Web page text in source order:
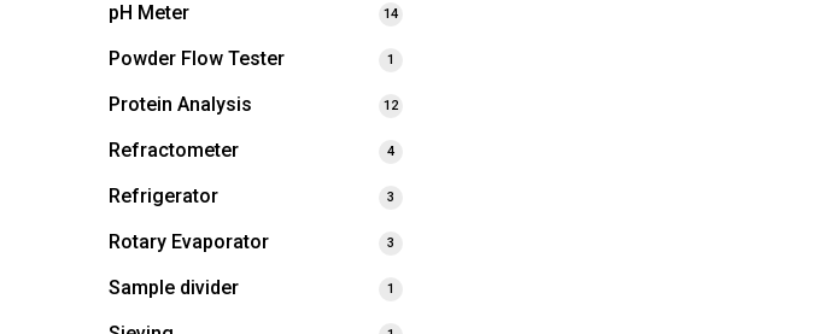
pH Meter 14
Powder Flow Tester 1
Protein Analysis 12
Refractometer 4
Refrigerator 3
Rotary Evaporator 3
Sample divider 1